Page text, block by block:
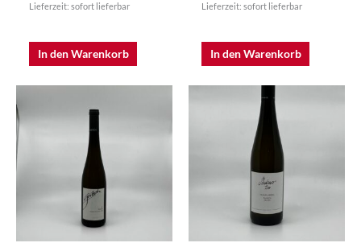
Lieferzeit: sofort lieferbar
In den Warenkorb
Lieferzeit: sofort lieferbar
In den Warenkorb